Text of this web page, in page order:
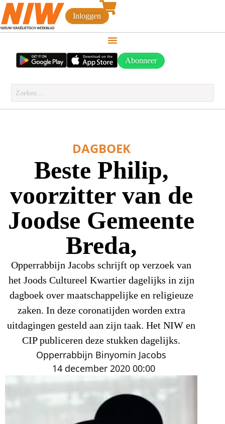
Inloggen
Abonneer
DAGBOEK
Beste Philip,
voorzitter van de
Joodse Gemeente
Breda,
Opperrabbijn Jacobs schrijft op verzoek van
het Joods Cultureel Kwartier dagelijks in zijn
dagboek over maatschappelijke en religieuze
zaken. In deze coronatijden worden extra
uitdagingen gesteld aan zijn taak. Het NIW en
CIP publiceren deze stukken dagelijks.
Opperrabbijn Binyomin Jacobs
14 december 2020 00:00